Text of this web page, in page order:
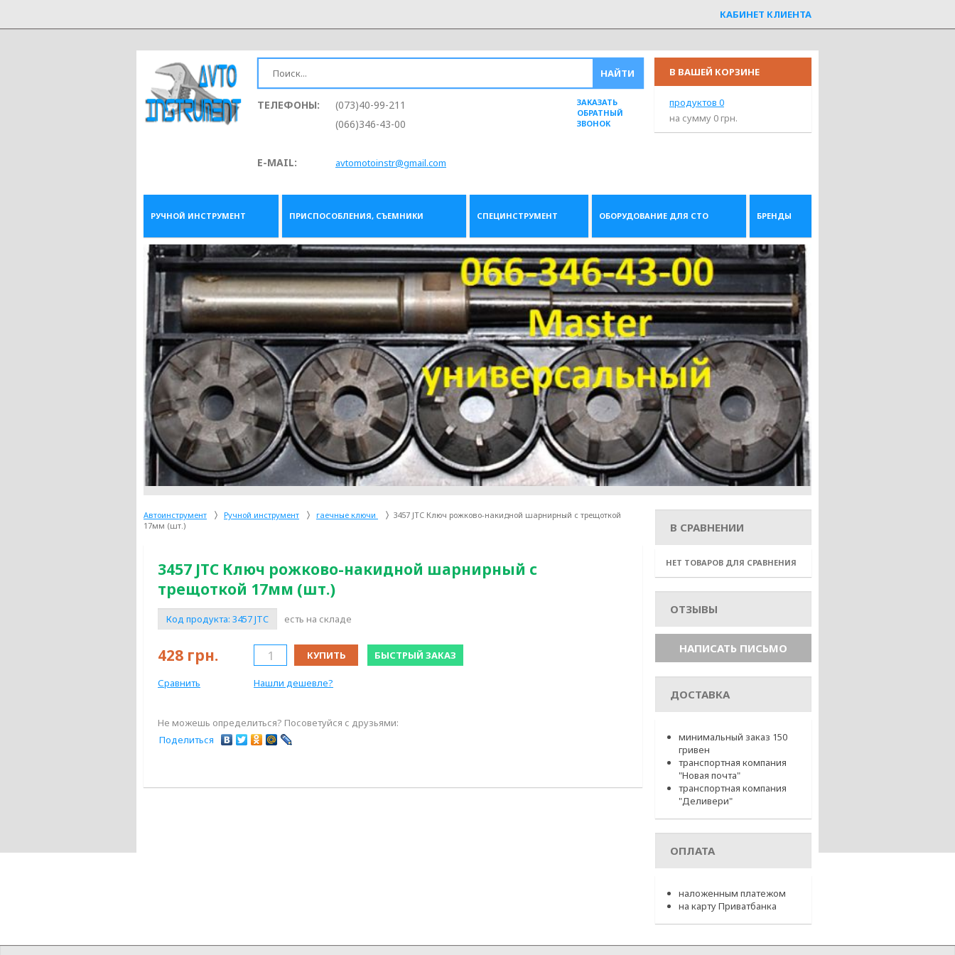
КАБИНЕТ КЛИЕНТА
В ВАШЕЙ КОРЗИНЕ
продуктов 0
на сумму 0 грн.
ТЕЛЕФОНЫ:
(073)40-99-211
(066)346-43-00
ЗАКАЗАТЬ
ОБРАТНЫЙ
ЗВОНОК
E-MAIL: avtomotoinstr@gmail.com
РУЧНОЙ ИНСТРУМЕНТ ПРИСПОСОБЛЕНИЯ, СЪЕМНИКИ СПЕЦИНСТРУМЕНТ ОБОРУДОВАНИЕ ДЛЯ СТО БРЕНДЫ
Автоинструмент Ручной инструмент гаечные ключи
3457 JTC Ключ рожково-накидной шарнирный с трещоткой
17мм (шт.)
3457 JTC Ключ рожково-накидной шарнирный с
трещоткой 17мм (шт.)
Код продукта: 3457 JTC есть на складе
428 грн. КУПИТЬ БЫСТРЫЙ ЗАКАЗ
Сравнить Нашли дешевле?
Не можешь определиться? Посоветуйся с друзьями:
Поделиться
В СРАВНЕНИИ
НЕТ ТОВАРОВ ДЛЯ СРАВНЕНИЯ
ОТЗЫВЫ
ДОСТАВКА
минимальный заказ 150
гривен
транспортная компания
"Новая почта"
транспортная компания
"Деливери"
ОПЛАТА
наложенным платежом
на карту Приватбанка